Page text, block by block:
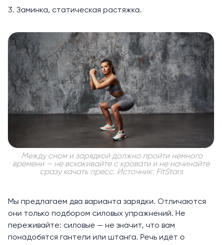
3. Заминка, статическая растяжка.
Между сном и зарядкой должно пройти немного
времени — не вскакивайте с кровати и не начинайте
сразу качать пресс. Источник: FitStars
Мы предлагаем два варианта зарядки. Отличаются
они только подбором силовых упражнений. Не
переживайте: силовые — не значит, что вам
понадобятся гантели или штанга. Речь идёт о